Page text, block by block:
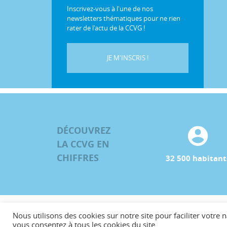
Inscrivez-vous à l'une de nos
newsletters thématiques pour ne rien
rater de l'actu de la CCVG !
JE M'INSCRIS !
DÉCOUVREZ
LA CCVG EN
CHIFFRES
32 500
©CCVG
Nous utilisons des cookies sur notre site pour faciliter votre
vous consentez à tous les cookies du site.